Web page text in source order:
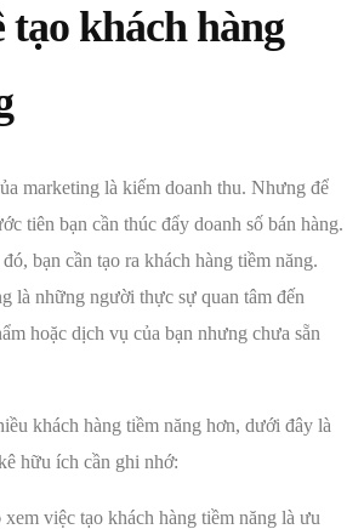
tạo khách hàng
marketing là kiếm doanh thu. Nhưng để
tiên bạn cần thúc đẩy doanh số bán hàng.
bạn cần tạo ra khách hàng tiềm năng.
là những người thực sự quan tâm đến
hoặc dịch vụ của bạn nhưng chưa sẵn
khách hàng tiềm năng hơn, dưới đây là
hữu ích cần ghi nhớ:
xem việc tạo khách hàng tiềm năng là ưu